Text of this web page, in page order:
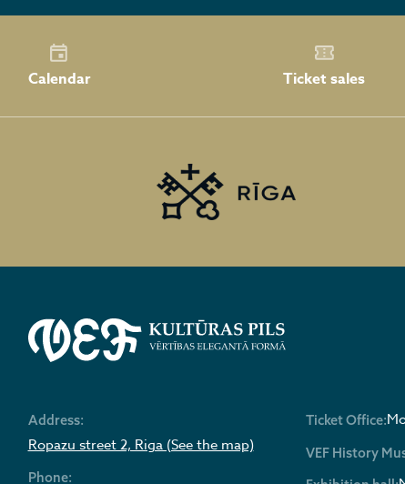
Calendar Ticket sales
Address:
Ropazu street 2, Riga (See the map)
Phone:
Ticket Office:
VEF History